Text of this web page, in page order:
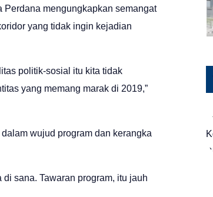
mengungkapkan semangat
yang tidak ingin kejadian
politik-sosial itu kita tidak
yang memang marak di 2019,”
wujud program dan kerangka
sana. Tawaran program, itu jauh